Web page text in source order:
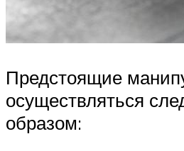
Предстоящие
осуществляться
образом: